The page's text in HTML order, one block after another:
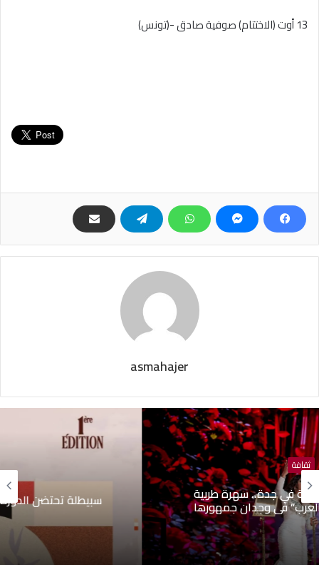
13 أوت (الاختتام) صوفية صادق -(تونس)
asmahajer
ثقافة
سبيطلة تحتضن الدورة الأولى للمهرجان الدولي للراب